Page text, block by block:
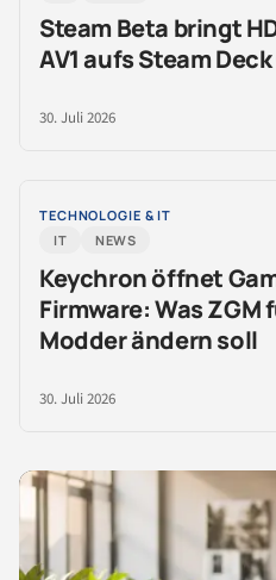
Steam Beta bringt
AV1 aufs Steam Deck
30. Juli 2026
TECHNOLOGIE & IT
IT
NEWS
Keychron öffnet
Firmware: Was ZGM
Modder ändern soll
30. Juli 2026